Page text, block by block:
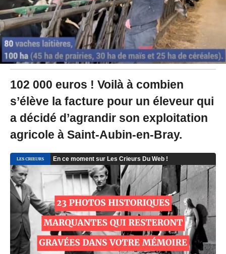
à
1
4
:
1
1
-
M
i
à
o
r
e
1
6
0
7
/
2
0
2
102 000 euros ! Voilà à combien
s’élève la facture pour un éleveur qui
a décidé d’agrandir son exploitation
agricole à Saint-Aubin-en-Bray.